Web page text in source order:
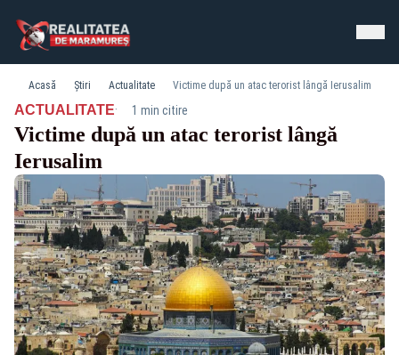
Acasă Știri Actualitate Victime după un atac terorist lângă Ierusalim
ACTUALITATE· 1 min citire
Victime după un atac terorist lângă
Ierusalim